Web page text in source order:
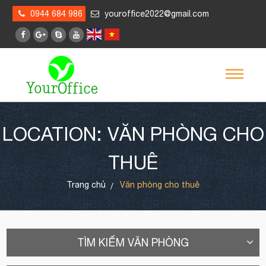
0944 684 986 youroffice2022@gmail.com
LOCATION: VĂN PHÒNG CHO
THUÊ
Trang chủ Văn phòng cho thuê
TÌM KIẾM VĂN PHÒNG